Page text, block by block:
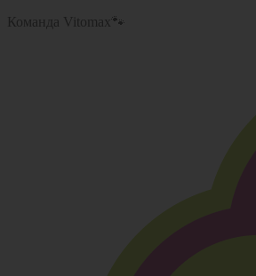
Команда Vitomax🐾